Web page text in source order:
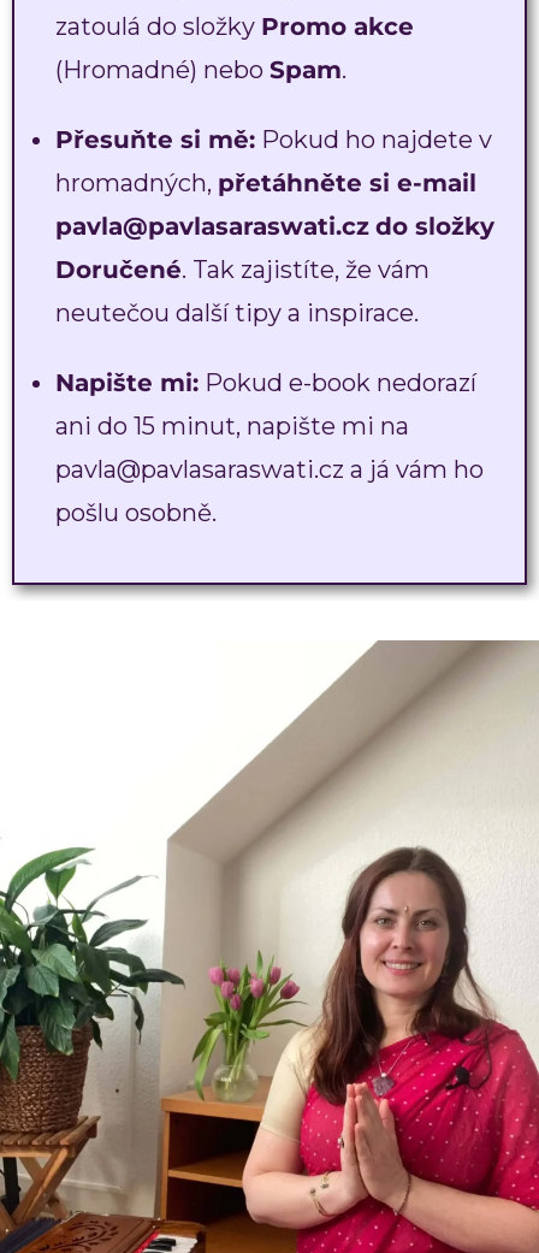
zatoulá do složky Promo akce
(Hromadné) nebo Spam.
Přesuňte si mě: Pokud ho najdete v
hromadných, přetáhněte si e-mail
pavla@pavlasaraswati.cz do složky
Doručené. Tak zajistíte, že vám
neutečou další tipy a inspirace.
Napište mi: Pokud e-book nedorazí
ani do 15 minut, napište mi na
pavla@pavlasaraswati.cz a já vám ho
pošlu osobně.